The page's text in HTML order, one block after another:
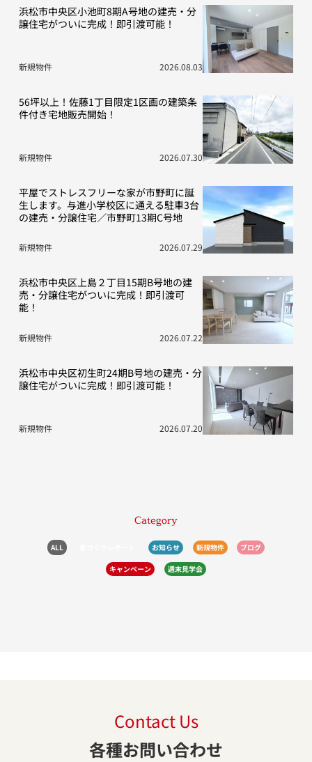
浜松市中央区小池町8期A号地の建売・分
譲住宅がついに完成！即引渡可能！
新規物件 2026.08.03
56坪以上！佐藤1丁目限定1区画の建築条
件付き宅地販売開始！
新規物件 2026.07.30
平屋でストレスフリーな家が市野町に誕
生します。与進小学校区に通える駐車3台
の建売・分譲住宅／市野町13期C号地
新規物件 2026.07.29
浜松市中央区上島２丁目15期B号地の建
売・分譲住宅がついに完成！即引渡可
能！
新規物件 2026.07.22
浜松市中央区初生町24期B号地の建売・分
譲住宅がついに完成！即引渡可能！
新規物件 2026.07.20
Category
ALL お知らせ 新規物件 ブログ
キャンペーン 週末見学会
Contact Us
各種お問い合わせ